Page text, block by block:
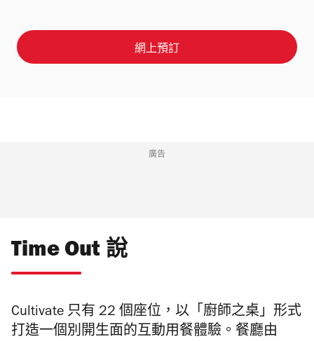
網上預訂
廣告
Time Out 說
Cultivate 只有 22 個座位，以 「廚師之桌」形式
打造一個別開生面的互動用餐體驗 。餐廳由